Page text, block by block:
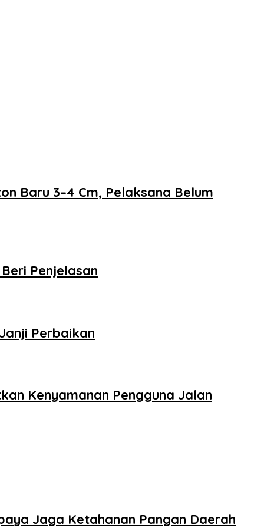
Baru 3–4 Cm, Pelaksana Belum
Penjelasan
Perbaikan
Kenyamanan Pengguna Jalan
Jaga Ketahanan Pangan Daerah